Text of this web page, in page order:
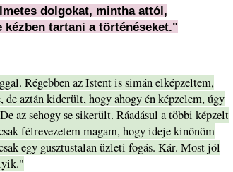
dolgokat, mintha attól,
kézben tartani a történéseket."
Régebben az Istent is simán elképzeltem,
aztán kiderült, hogy ahogy én képzelem, úgy
az sehogy se sikerült. Ráadásul a többi képzelt
félrevezetem magam, hogy ideje kinőnöm
egy gusztustalan üzleti fogás. Kár. Most jól